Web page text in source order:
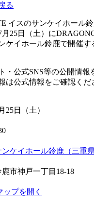
る
イスのサンケイホール
月25日（土）に
ケイホール鈴鹿で開催す
・公式SNS等の公開情報
は公式情報をご確認くだ
25日（土）
ケイホール鈴鹿（三重県
市神戸一丁目18-18
ップを開く